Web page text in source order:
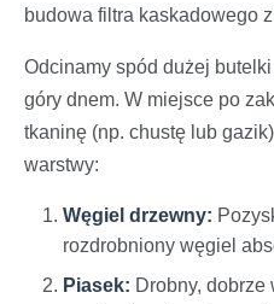
budowa filtra kaskadowego
Odcinamy spód dużej
góry dnem. W miejsce po
tkaninę (np. chustę lub
warstwy:
Węgiel drzewny:
rozdrobniony węgiel
Piasek: Drobny, dobrze